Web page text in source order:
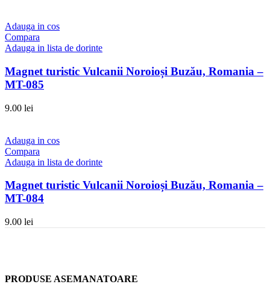
Adauga in cos
Compara
Adauga in lista de dorinte
Magnet turistic Vulcanii Noroioși Buzău, Romania –
MT-085
9.00 lei
Adauga in cos
Compara
Adauga in lista de dorinte
Magnet turistic Vulcanii Noroioși Buzău, Romania –
MT-084
9.00 lei
PRODUSE ASEMANATOARE